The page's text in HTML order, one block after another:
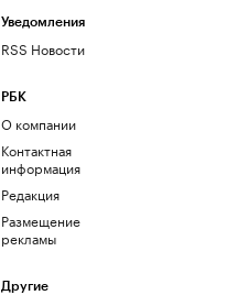
Уведомления
RSS Новости
РБК
О компании
Контактная
информация
Редакция
Размещение
рекламы
Другие